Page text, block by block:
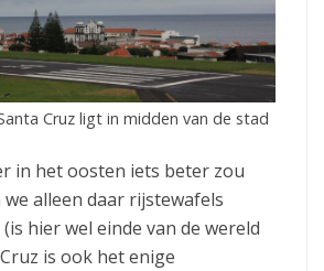
Cruz ligt in midden van de stad
in het oosten iets beter zou
alleen daar rijstewafels
hier wel einde van de wereld
is ook het enige